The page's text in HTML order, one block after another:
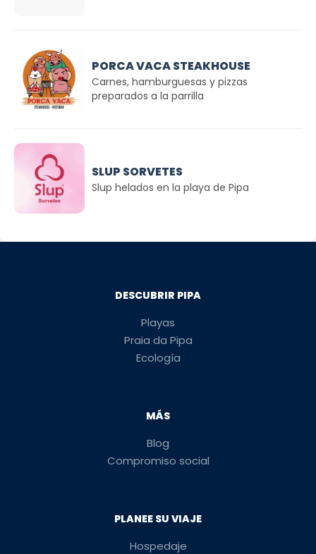
PORCA VACA STEAKHOUSE
Carnes, hamburguesas y pizzas
preparados a la parrilla
SLUP SORVETES
Slup helados en la playa de Pipa
DESCUBRIR PIPA
Playas
Praia da Pipa
Ecología
MÁS
Blog
Compromiso social
PLANEE SU VIAJE
Hospedaje